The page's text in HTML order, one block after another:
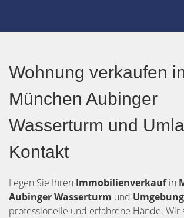
Wohnung verkaufen
München Aubinger
Wasserturm und
Kontakt
Legen Sie Ihren Immobilienverkaufin
Aubinger Wasserturm und Umgebung
professionelle und erfahrene Hände. Wir